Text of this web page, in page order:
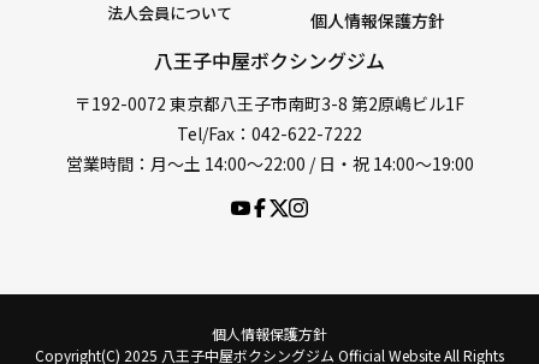
八王子中屋ボクシングジム
〒192-0072 東京都八王子市南町3-8 第2原嶋ビル1F
Tel/Fax：042-622-7222
営業時間：月〜土 14:00〜22:00 / 日・祝 14:00〜19:00
法人会員について
個人情報保護方針
個人情報保護方針
Copyright(C) 2025 八王子中屋ボクシングジム Official Website All Rights